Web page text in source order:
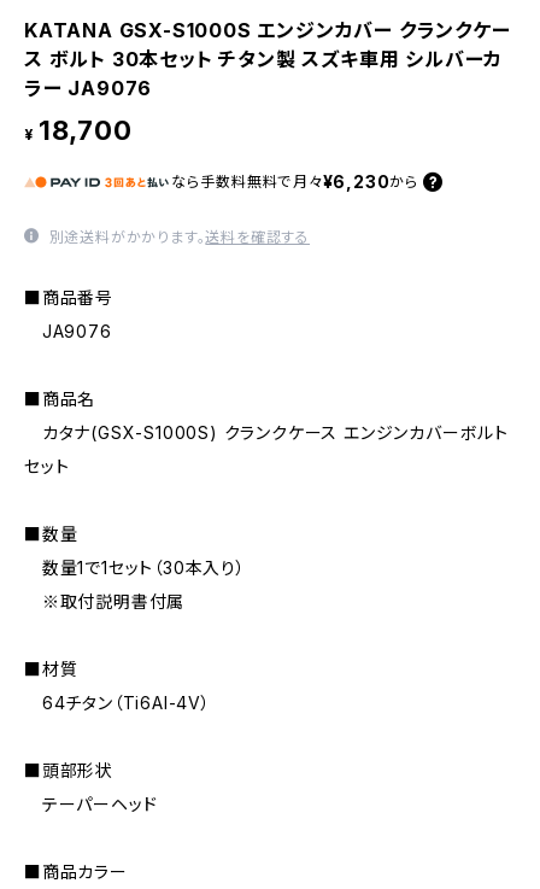
KATANA GSX-S1000S エンジンカバー クランクケー
ス ボルト 30本セット チタン製 スズキ車用 シルバーカ
ラー JA9076
¥ 18,700
なら 手数料無料で 月々¥6,230から
別途送料がかかります。送料を確認する
■商品番号
JA9076
■商品名
カタナ(GSX-S1000S) クランクケース エンジンカバーボルト
セット
■数量
数量1で1セット（30本入り）
※取付説明書付属
■材質
64チタン（Ti6AI-4V）
■頭部形状
テーパーヘッド
■商品カラー